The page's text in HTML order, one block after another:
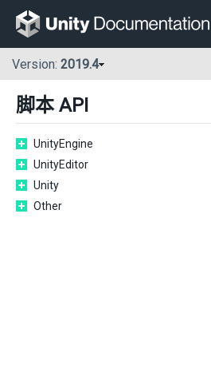
Version: 2019.4
脚本 API
UnityEngine
UnityEditor
Unity
Other